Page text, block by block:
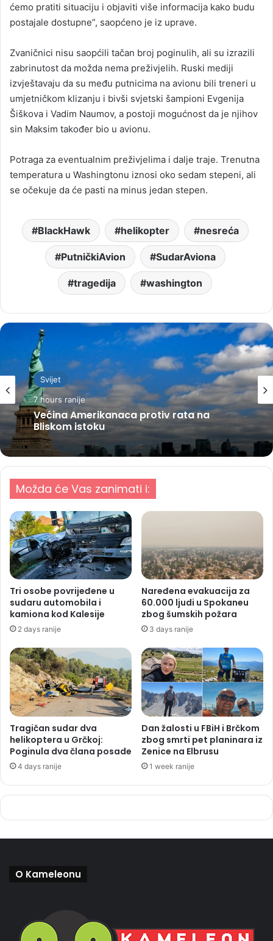
ćemo pratiti situaciju i objaviti više informacija kako budu
postajale dostupne”, saopćeno je iz uprave.
Zvaničnici nisu saopćili tačan broj poginulih, ali su izrazili
zabrinutost da možda nema preživjelih. Ruski mediji
izvještavaju da su među putnicima na avionu bili treneri u
umjetničkom klizanju i bivši svjetski šampioni Evgenija
Šiškova i Vadim Naumov, a postoji mogućnost da je njihov
sin Maksim također bio u avionu.
Potraga za eventualnim preživjelima i dalje traje. Trenutna
temperatura u Washingtonu iznosi oko sedam stepeni, ali
se očekuje da će pasti na minus jedan stepen.
BlackHawk helikopter nesreća
PutničkiAvion SudarAviona
tragedija washington
Svijet
7 hours ranije
Većina Amerikanaca protiv rata na
Bliskom istoku
Možda će Vas zanimati i:
Tri osobe povrijeđene u
sudaru automobila i
kamiona kod Kalesije
2 days ranije
Naređena evakuacija za
60.000 ljudi u Spokaneu
zbog šumskih požara
3 days ranije
Tragičan sudar dva
helikoptera u Grčkoj:
Poginula dva člana posade
4 days ranije
Dan žalosti u FBiH i Brčkom
zbog smrti pet planinara iz
Zenice na Elbrusu
1 week ranije
O Kameleonu